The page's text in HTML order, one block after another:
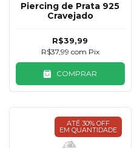
Piercing de Prata 925
Cravejado
R$39,99
R$37,99 com Pix
COMPRAR
ATÉ 30% OFF
EM QUANTIDADE